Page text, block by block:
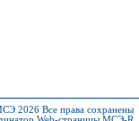
2026 Все права сохранены